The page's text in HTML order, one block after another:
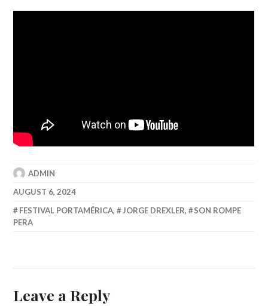
ADMIN
AUGUST 6, 2024
FESTIVAL PORTAMÉRICA, JORGE DREXLER,
SON ROMPE
PERA
Leave a Reply